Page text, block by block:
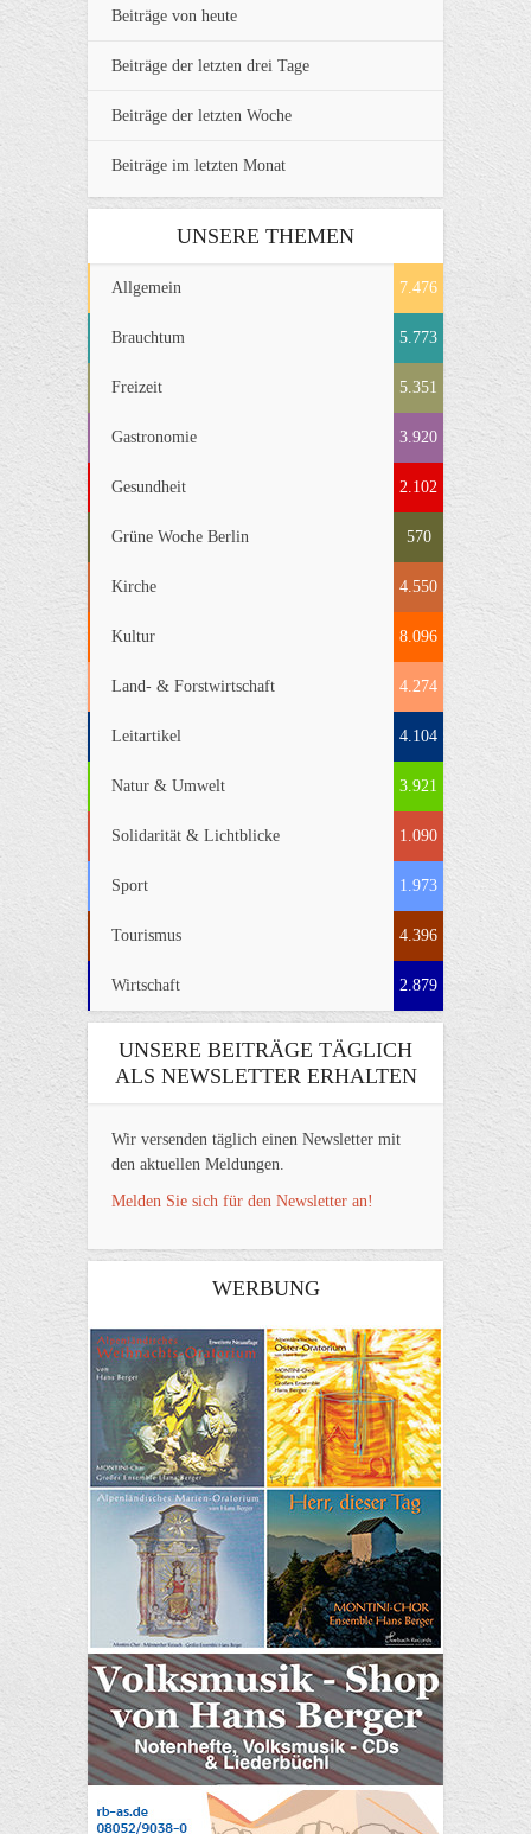
Beiträge von heute
Beiträge der letzten drei Tage
Beiträge der letzten Woche
Beiträge im letzten Monat
UNSERE THEMEN
Allgemein 7.476
Brauchtum 5.773
Freizeit 5.351
Gastronomie 3.920
Gesundheit 2.102
Grüne Woche Berlin 570
Kirche 4.550
Kultur 8.096
Land- & Forstwirtschaft 4.274
Leitartikel 4.104
Natur & Umwelt 3.921
Solidarität & Lichtblicke 1.090
Sport 1.973
Tourismus 4.396
Wirtschaft 2.879
UNSERE BEITRÄGE TÄGLICH
ALS NEWSLETTER ERHALTEN
Wir versenden täglich einen Newsletter mit
den aktuellen Meldungen.
Melden Sie sich für den Newsletter an!
WERBUNG